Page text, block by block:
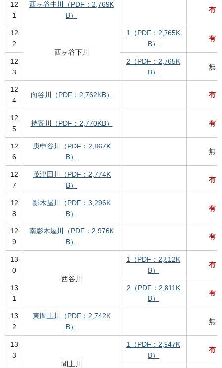
12
1
西ヶ谷中川（PDF：2,769K
B）
有
12
2
西ヶ谷下川
1（PDF：2,765K
B）
有
12
3
2（PDF：2,765K
B）
無
12
4
向谷川（PDF：2,762KB） 有
12
5
持寄川（PDF：2,770KB） 有
12
6
庚申谷川（PDF：2,867K
B）
無
12
7
茂津田川（PDF：2,774K
B）
有
12
8
影木屋川（PDF：3,296K
B）
有
12
9
南影木屋川（PDF：2,976K
B）
有
13
0
西谷川
1（PDF：2,812K
B）
有
13
1
2（PDF：2,811K
B）
有
13
2
東間土川（PDF：2,742K
B）
無
13
3
間土川
1（PDF：2,947K
B）
有